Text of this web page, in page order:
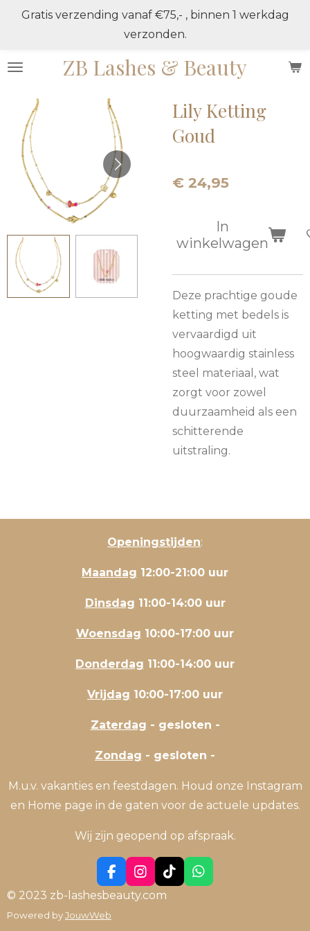
de
ZB Lashes & Beauty
Gratis verzending vanaf €75,- , binnen 1 werkdag
verzonden.
Lily Ketting
Goud
€ 24,95
In
winkelwagen
Deze prachtige goude
ketting met bedels is
vervaardigd uit
hoogwaardig stainless
steel materiaal, wat
zorgt voor zowel
duurzaamheid als een
schitterende
uitstraling.
Openingstijden:
Maandag 12:00-21:00 uur
Dinsdag 11:00-14:00 uur
Woensdag 10:00-17:00 uur
Donderdag 11:00-14:00 uur
Vrijdag 10:00-17:00 uur
Zaterdag - gesloten -
Zondag - gesloten -
M.u.v. vakanties en feestdagen. Houd onze Instagram
en Home page in de gaten voor de actuele updates.
Wij zijn geopend op afspraak.
F
a
c
e
I
n
s
T
i
W
h
© 2023 zb-lashesbeauty.com
Powered byJouwWeb